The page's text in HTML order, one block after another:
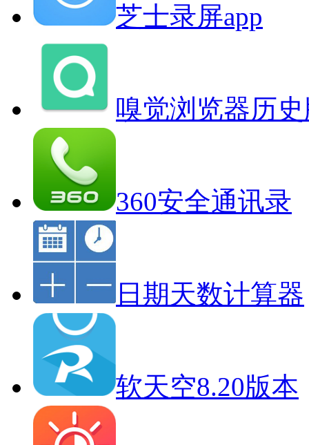
芝士录屏app
嗅觉浏览器历
360安全通讯录
日期天数计算器
软天空8.20版本